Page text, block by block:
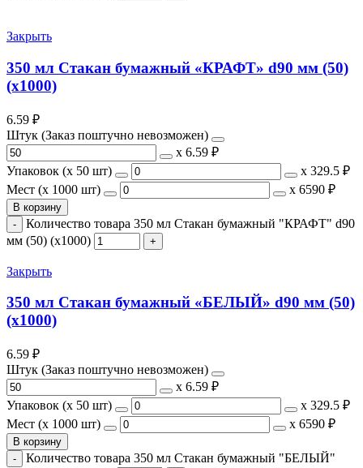
Закрыть
350 мл Стакан бумажный «КРАФТ» d90 мм (50)
(х1000)
6.59 ₽
Штук (Заказ поштучно невозможен)
х 6.59 ₽
Упаковок (x 50 шт)
х 329.5 ₽
Мест (x 1000 шт)
х 6590 ₽
В корзину
Количество товара 350 мл Стакан бумажный "КРАФТ" d90
мм (50) (х1000)
Закрыть
350 мл Стакан бумажный «БЕЛЫЙ» d90 мм (50)
(х1000)
6.59 ₽
Штук (Заказ поштучно невозможен)
х 6.59 ₽
Упаковок (x 50 шт)
х 329.5 ₽
Мест (x 1000 шт)
х 6590 ₽
В корзину
Количество товара 350 мл Стакан бумажный "БЕЛЫЙ"